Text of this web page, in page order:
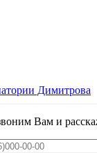
Димитрова
Вам и